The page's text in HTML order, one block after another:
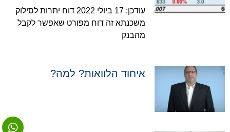
עודכן: 17 ביולי 2022 דוח יתרות לסילוק
משכנתא זה דוח מפורט שאפשר לקבל
מהבנק
איחוד הלוואות? למה?